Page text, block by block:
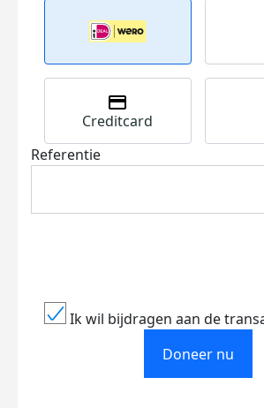
Creditcard
Referentie
Ik wil bijdragen aan de
Doneer nu